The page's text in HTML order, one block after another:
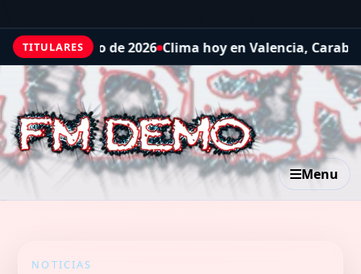
TITULARES
de 2026 Clima hoy en Valencia, Carabobo,
Menu
NOTICIAS